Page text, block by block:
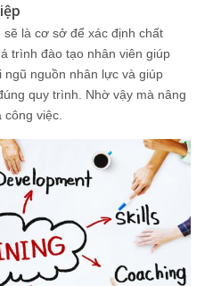
là cơ sở để xác định chất
trình đào tạo nhân viên giúp
ngũ nguồn nhân lực và giúp
quy trình. Nhờ vậy mà nâng
công việc.